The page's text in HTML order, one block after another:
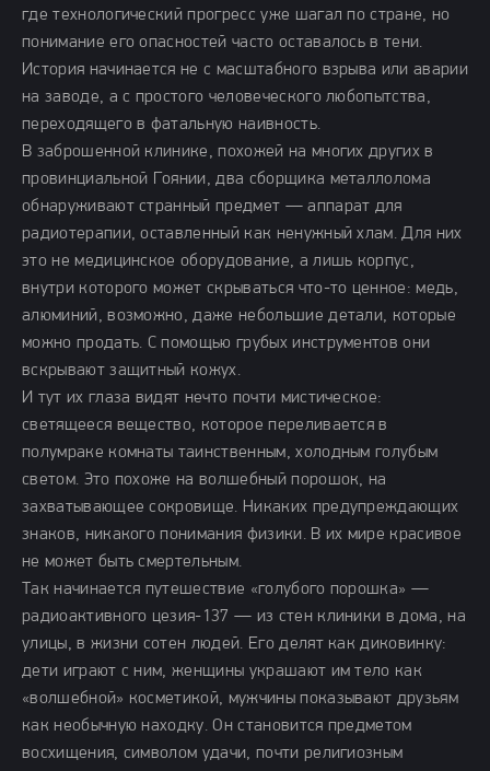
где технологический прогресс уже шагал по стране, но
понимание его опасностей часто оставалось в тени.
История начинается не с масштабного взрыва или аварии
на заводе, а с простого человеческого любопытства,
переходящего в фатальную наивность.
В заброшенной клинике, похожей на многих других в
провинциальной Гоянии, два сборщика металлолома
обнаруживают странный предмет — аппарат для
радиотерапии, оставленный как ненужный хлам. Для них
это не медицинское оборудование, а лишь корпус,
внутри которого может скрываться что-то ценное: медь,
алюминий, возможно, даже небольшие детали, которые
можно продать. С помощью грубых инструментов они
вскрывают защитный кожух.
И тут их глаза видят нечто почти мистическое:
светящееся вещество, которое переливается в
полумраке комнаты таинственным, холодным голубым
светом. Это похоже на волшебный порошок, на
захватывающее сокровище. Никаких предупреждающих
знаков, никакого понимания физики. В их мире красивое
не может быть смертельным.
Так начинается путешествие «голубого порошка» —
радиоактивного цезия-137 — из стен клиники в дома, на
улицы, в жизни сотен людей. Его делят как диковинку:
дети играют с ним, женщины украшают им тело как
«волшебной» косметикой, мужчины показывают друзьям
как необычную находку. Он становится предметом
восхищения, символом удачи, почти религиозным